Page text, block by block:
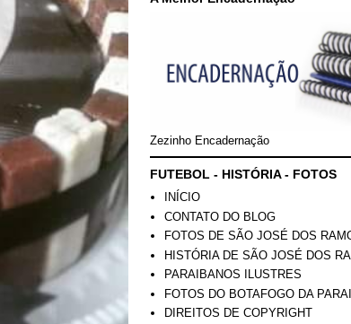
Zezinho Encadernação
FUTEBOL - HISTÓRIA - FOTOS
INÍCIO
CONTATO DO BLOG
FOTOS DE SÃO JOSÉ DOS
HISTÓRIA DE SÃO JOSÉ DOS
PARAIBANOS ILUSTRES
FOTOS DO BOTAFOGO DA
DIREITOS DE COPYRIGHT